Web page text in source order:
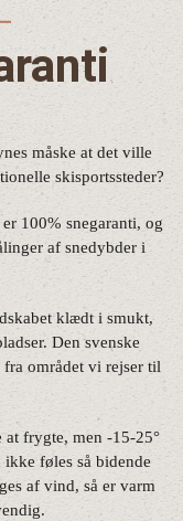
måske at det ville
skisportssteder?
100% snegaranti, og
af snedybder i
klædt i smukt,
Den svenske
området vi rejser til
at frygte, men -15-25°
føles så bidende
af vind, så er varm